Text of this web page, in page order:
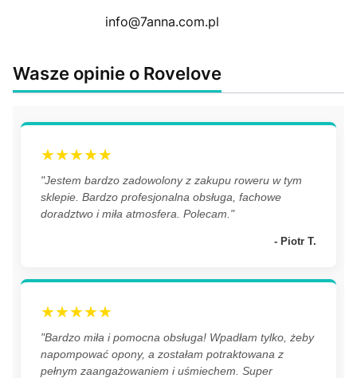
info@7anna.com.pl
Wasze opinie o Rovelove
★★★★★
"Jestem bardzo zadowolony z zakupu roweru w tym
sklepie. Bardzo profesjonalna obsługa, fachowe
doradztwo i miła atmosfera. Polecam."
- Piotr T.
★★★★★
"Bardzo miła i pomocna obsługa! Wpadłam tylko, żeby
napompować opony, a zostałam potraktowana z
pełnym zaangażowaniem i uśmiechem. Super